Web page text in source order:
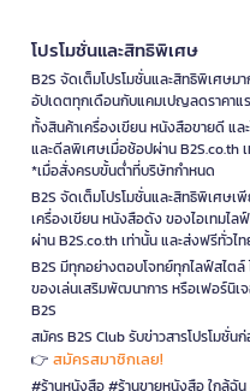
โปรโมชั่นและสิทธิพิเศษ
B2S จัดเต็มโปรโมชั่นและสิทธิพิเศษม
อัปเดตทุกเดือนกับแคมเปญลดราคาแ
ทั้งสินค้าเครื่องเขียน หนังสือขายดี แ
และดีลพิเศษเมื่อช้อปผ่าน B2S.co.th
*เมื่อสั่งครบขั้นต่ำที่บริษัทกำหนด
B2S จัดเต็มโปรโมชั่นและสิทธิพิเศษ
เครื่องเขียน หนังสือดัง ของไอเทมไ
ผ่าน B2S.co.th เท่านั้น และส่งฟรีทั่ว
B2S มีทุกอย่างตอบโจทย์ทุกไลฟ์สไตล์
ของเล่นเสริมพัฒนาการ หรือเฟอร์นิเ
B2S
สมัคร B2S Club รับข่าวสารโปรโมชั่น
👉 สมัครสมาชิกเลย!
#ร้านหนังสือ #ร้านขายหนังสือ ใกล้ฉั